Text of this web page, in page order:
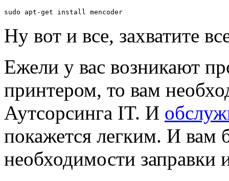
sudo apt-get install mencoder
Ну вот и все, захватите
Ежели у вас возникают
принтером, то вам
Аутсорсинга IT. И
покажется легким. И вам
необходимости заправки